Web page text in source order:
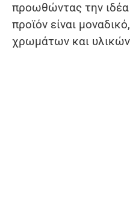
προωθώντας την
προϊόν είναι
χρωμάτων και υλικών